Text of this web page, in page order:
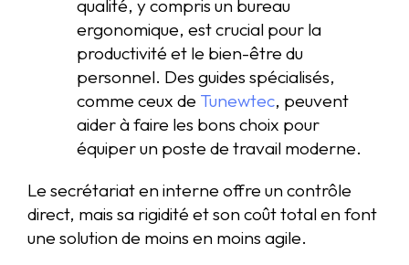
qualité, y compris un bureau
ergonomique, est crucial pour la
productivité et le bien-être du
personnel. Des guides spécialisés,
comme ceux de Tunewtec, peuvent
aider à faire les bons choix pour
équiper un poste de travail moderne.
Le secrétariat en interne offre un contrôle
direct, mais sa rigidité et son coût total en font
une solution de moins en moins agile.